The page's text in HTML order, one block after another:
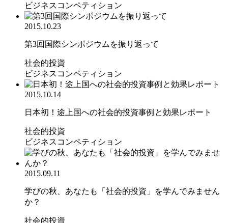
ビジネスコンペティション
2015.10.23
第3回国際シンポジウムを振り返って
社会的投資
ビジネスコンペティション
2015.10.14
日本初！途上国への社会的投資事例と効果レポート
社会的投資
ビジネスコンペティション
2015.09.11
学びの秋、あなたも「社会的投資」を学んでみません
か？
社会的投資